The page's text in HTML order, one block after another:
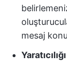
mesaj